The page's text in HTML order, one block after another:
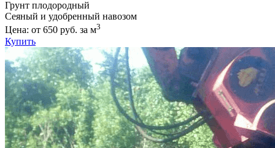
Грунт плодородный
Сеяный и удобренный навозом
Цена: от 650 руб. за м3
Купить